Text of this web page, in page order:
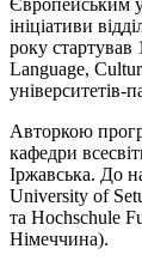
ініціативи
року
Language,
університетів-
Авторкою
кафедри
Іржавська. До
University of
та Hochschule
Німеччина).